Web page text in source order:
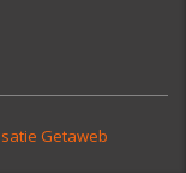
Getaweb